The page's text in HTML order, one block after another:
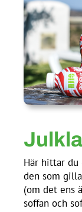
Här hittar du
den som
(om det ens
soffan och